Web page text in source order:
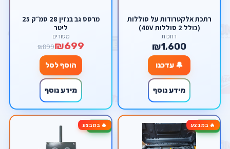
רתכת אלקטרודות על סוללות
(כולל 2 סוללות 40V)
רתכות
₪1,600
🔔 עדכנו
מידע נוסף
מרסס גב בנזין 28 סמ״ק 25
ליטר
מסורים
₪699
₪899
הוסף לסל
מידע נוסף
🔥 במבצע-20% 🔥 במבצע-17%